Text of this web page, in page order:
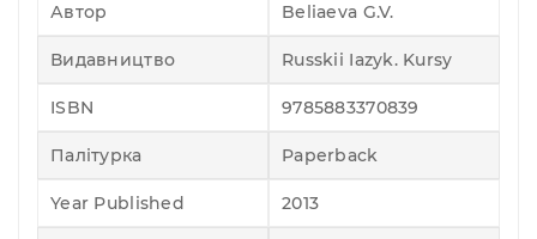
Автор Beliaeva G.V.
Видавництво Russkii Iazyk. Kursy
ISBN 9785883370839
Палітурка Paperback
Year Published 2013